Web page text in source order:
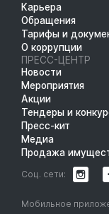
Карьера
Обращения
Тарифы и
О коррупции
ПРЕСС-ЦЕНТР
Новости
Мероприятия
Акции
Тендеры и
Пресс-кит
Медиа
Продажа
Мобильное
Соц. сети: